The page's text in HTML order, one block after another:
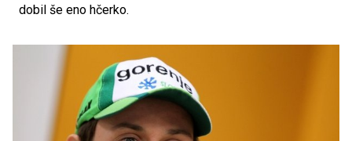
dobil še eno hčerko.